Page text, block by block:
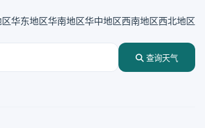
华东地区华南地区华中地区西南地区西北地区
查询天气